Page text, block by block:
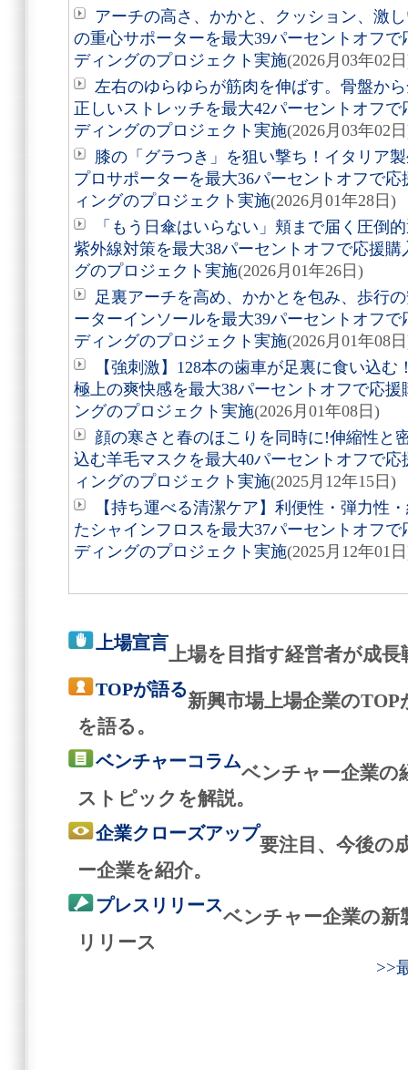
アーチの高さ、かかと、クッション、激
の重心サポーターを最大39パーセントオフ
ディングのプロジェクト実施(2026月03年02
左右のゆらゆらが筋肉を伸ばす。骨盤か
正しいストレッチを最大42パーセントオフ
ディングのプロジェクト実施(2026月03年02
膝の「グラつき」を狙い撃ち！イタリア
プロサポーターを最大36パーセントオフで
ィングのプロジェクト実施(2026月01年28日)
「もう日傘はいらない」頬まで届く圧倒
紫外線対策を最大38パーセントオフで応援
グのプロジェクト実施(2026月01年26日)
足裏アーチを高め、かかとを包み、歩行
ーターインソールを最大39パーセントオフ
ディングのプロジェクト実施(2026月01年08
【強刺激】128本の歯車が足裏に食い込
極上の爽快感を最大38パーセントオフで応
ングのプロジェクト実施(2026月01年08日)
顔の寒さと春のほこりを同時に!伸縮性と
込む羊毛マスクを最大40パーセントオフで
ィングのプロジェクト実施(2025月12年15日)
【持ち運べる清潔ケア】利便性・弾力性
たシャインフロスを最大37パーセントオフ
ディングのプロジェクト実施(2025月12年01
上場宣言
上場を目指す経営者が成
TOPが語る
新興市場上場企業の
を語る。
ベンチャーコラム
ベンチャー企業の
ストピックを解説。
企業クローズアップ
要注目、今後の
ー企業を紹介。
プレスリリース
ベンチャー企業の新
リリース
>>